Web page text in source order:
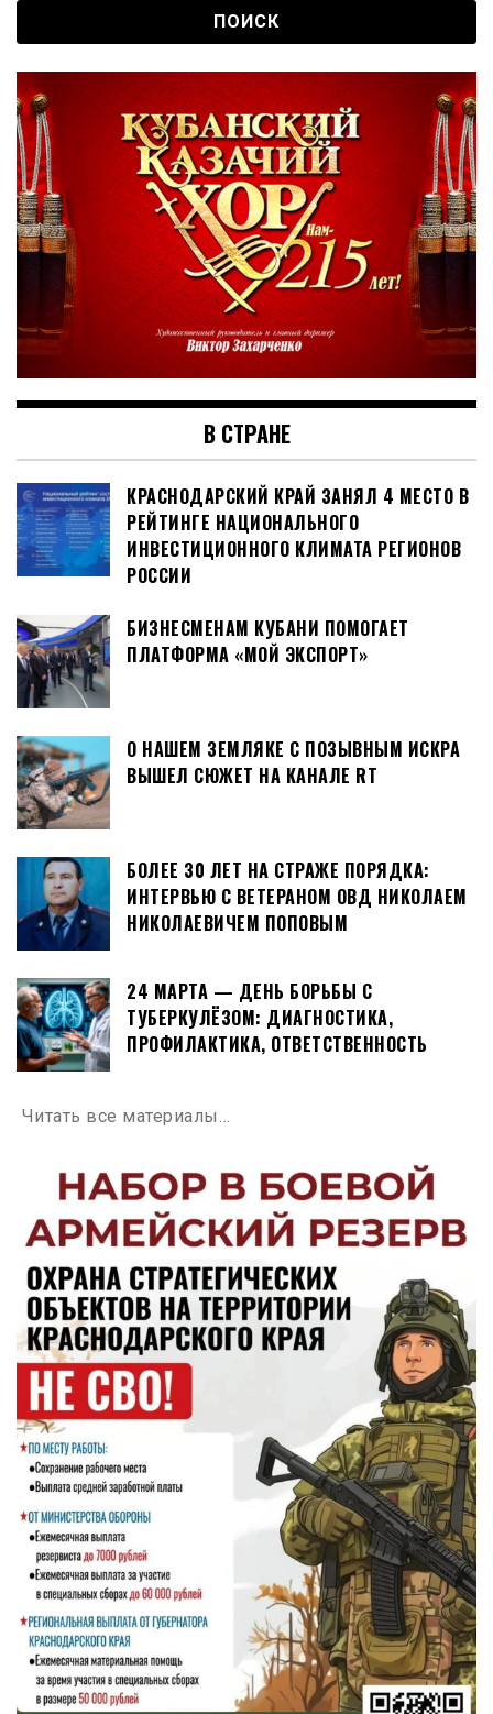
В СТРАНЕ
КРАСНОДАРСКИЙ КРАЙ ЗАНЯЛ 4 МЕСТО В
РЕЙТИНГЕ НАЦИОНАЛЬНОГО
ИНВЕСТИЦИОННОГО КЛИМАТА РЕГИОНОВ
РОССИИ
БИЗНЕСМЕНАМ КУБАНИ ПОМОГАЕТ
ПЛАТФОРМА «МОЙ ЭКСПОРТ»
О НАШЕМ ЗЕМЛЯКЕ С ПОЗЫВНЫМ ИСКРА
ВЫШЕЛ СЮЖЕТ НА КАНАЛЕ RT
БОЛЕЕ 30 ЛЕТ НА СТРАЖЕ ПОРЯДКА:
ИНТЕРВЬЮ С ВЕТЕРАНОМ ОВД НИКОЛАЕМ
НИКОЛАЕВИЧЕМ ПОПОВЫМ
24 МАРТА — ДЕНЬ БОРЬБЫ С
ТУБЕРКУЛЁЗОМ: ДИАГНОСТИКА,
ПРОФИЛАКТИКА, ОТВЕТСТВЕННОСТЬ
Читать все материалы…